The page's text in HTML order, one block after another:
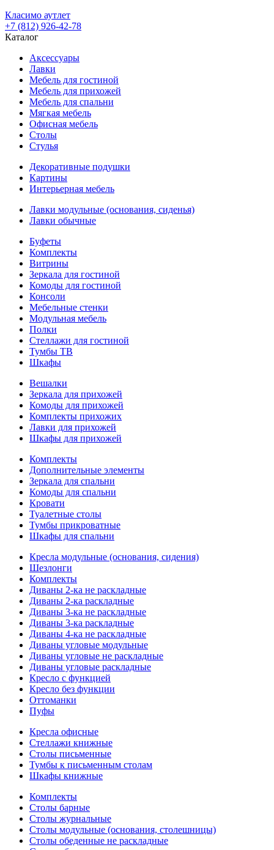
Класимо аутлет
+7 (812) 926-42-78
Каталог
Аксессуары
Лавки
Мебель для гостиной
Мебель для прихожей
Мебель для спальни
Мягкая мебель
Офисная мебель
Столы
Стулья
Декоративные подушки
Картины
Интерьерная мебель
Лавки модульные (основания, сиденья)
Лавки обычные
Буфеты
Комплекты
Витрины
Зеркала для гостиной
Комоды для гостиной
Консоли
Мебельные стенки
Модульная мебель
Полки
Стеллажи для гостиной
Тумбы ТВ
Шкафы
Вешалки
Зеркала для прихожей
Комоды для прихожей
Комплекты прихожих
Лавки для прихожей
Шкафы для прихожей
Комплекты
Дополнительные элементы
Зеркала для спальни
Комоды для спальни
Кровати
Туалетные столы
Тумбы прикроватные
Шкафы для спальни
Кресла модульные (основания, сидения)
Шезлонги
Комплекты
Диваны 2-ка не раскладные
Диваны 2-ка раскладные
Диваны 3-ка не раскладные
Диваны 3-ка раскладные
Диваны 4-ка не раскладные
Диваны угловые модульные
Диваны угловые не раскладные
Диваны угловые раскладные
Кресло с функцией
Кресло без функции
Оттоманки
Пуфы
Кресла офисные
Стеллажи книжные
Столы письменные
Тумбы к письменным столам
Шкафы книжные
Комплекты
Столы барные
Столы журнальные
Столы модульные (основания, столешницы)
Столы обеденные не раскладные